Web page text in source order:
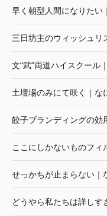
早く朝型人間になりたい
三日坊主のウィッシュリ
文“武”両道ハイスクール
土壇場のみにて咲く｜な
餃子ブランディングの効
ここにしかないものフ
せっかちが止まらない｜
どうやら私たちは詳し